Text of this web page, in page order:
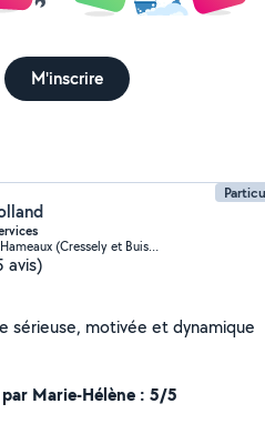
M'inscrire
Magny-les-Hameaux (Cressely et Buisson 1)
avis)
sérieuse, motivée et dynamique
Marie-Hélène : 5/5